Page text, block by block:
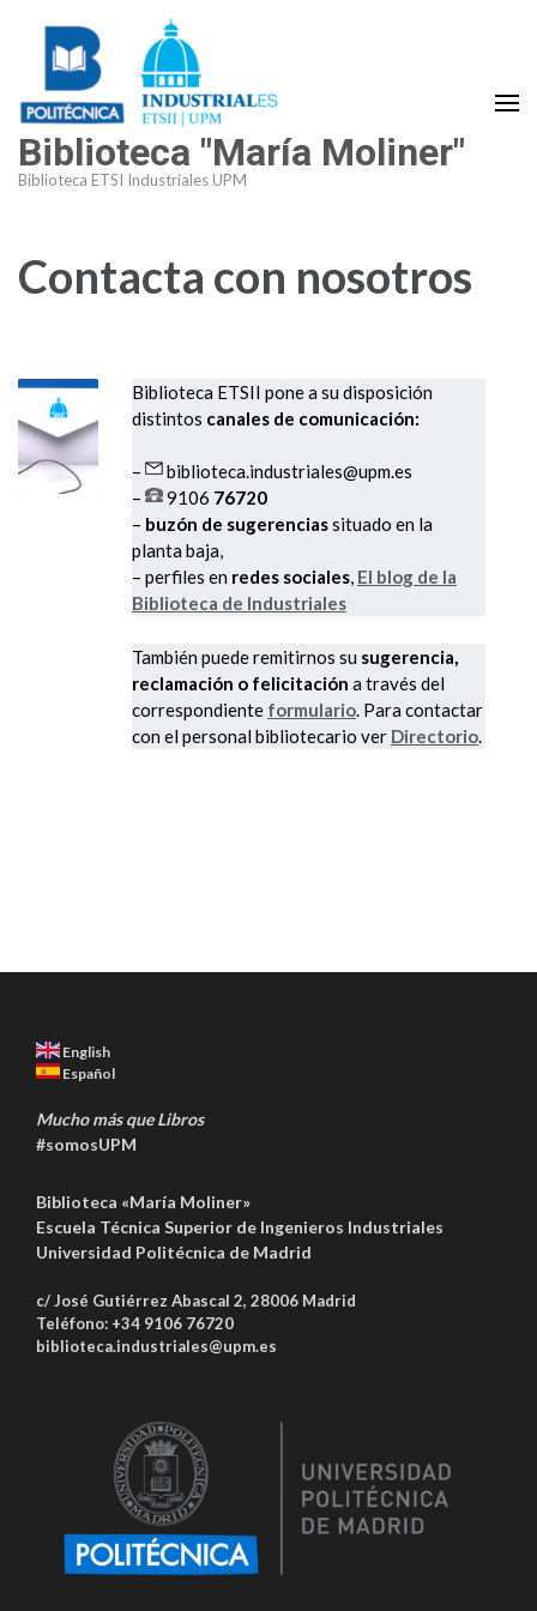
contenido
(presiona
tecla
Biblioteca "María Moliner"
Biblioteca ETSI Industriales UPM
Contacta con nosotros
Biblioteca ETSII pone a su disposición
distintos canales de comunicación:
–
biblioteca.industriales@upm.es
–
9106 76720
– buzón de sugerenciassituado en la
planta baja,
– perfiles en redes sociales, El blog de la
Biblioteca de Industriales
También puede remitirnos su sugerencia,
reclamación o felicitación a través del
correspondiente formulario. Para contactar
con el personal bibliotecario ver Directorio.
English
Español
Mucho más que Libros
#somosUPM
Biblioteca «María Moliner»
Escuela Técnica Superior de Ingenieros Industriales
Universidad Politécnica de Madrid
c/ José Gutiérrez Abascal 2, 28006 Madrid
Teléfono: +34 9106 76720
biblioteca.industriales@upm.es